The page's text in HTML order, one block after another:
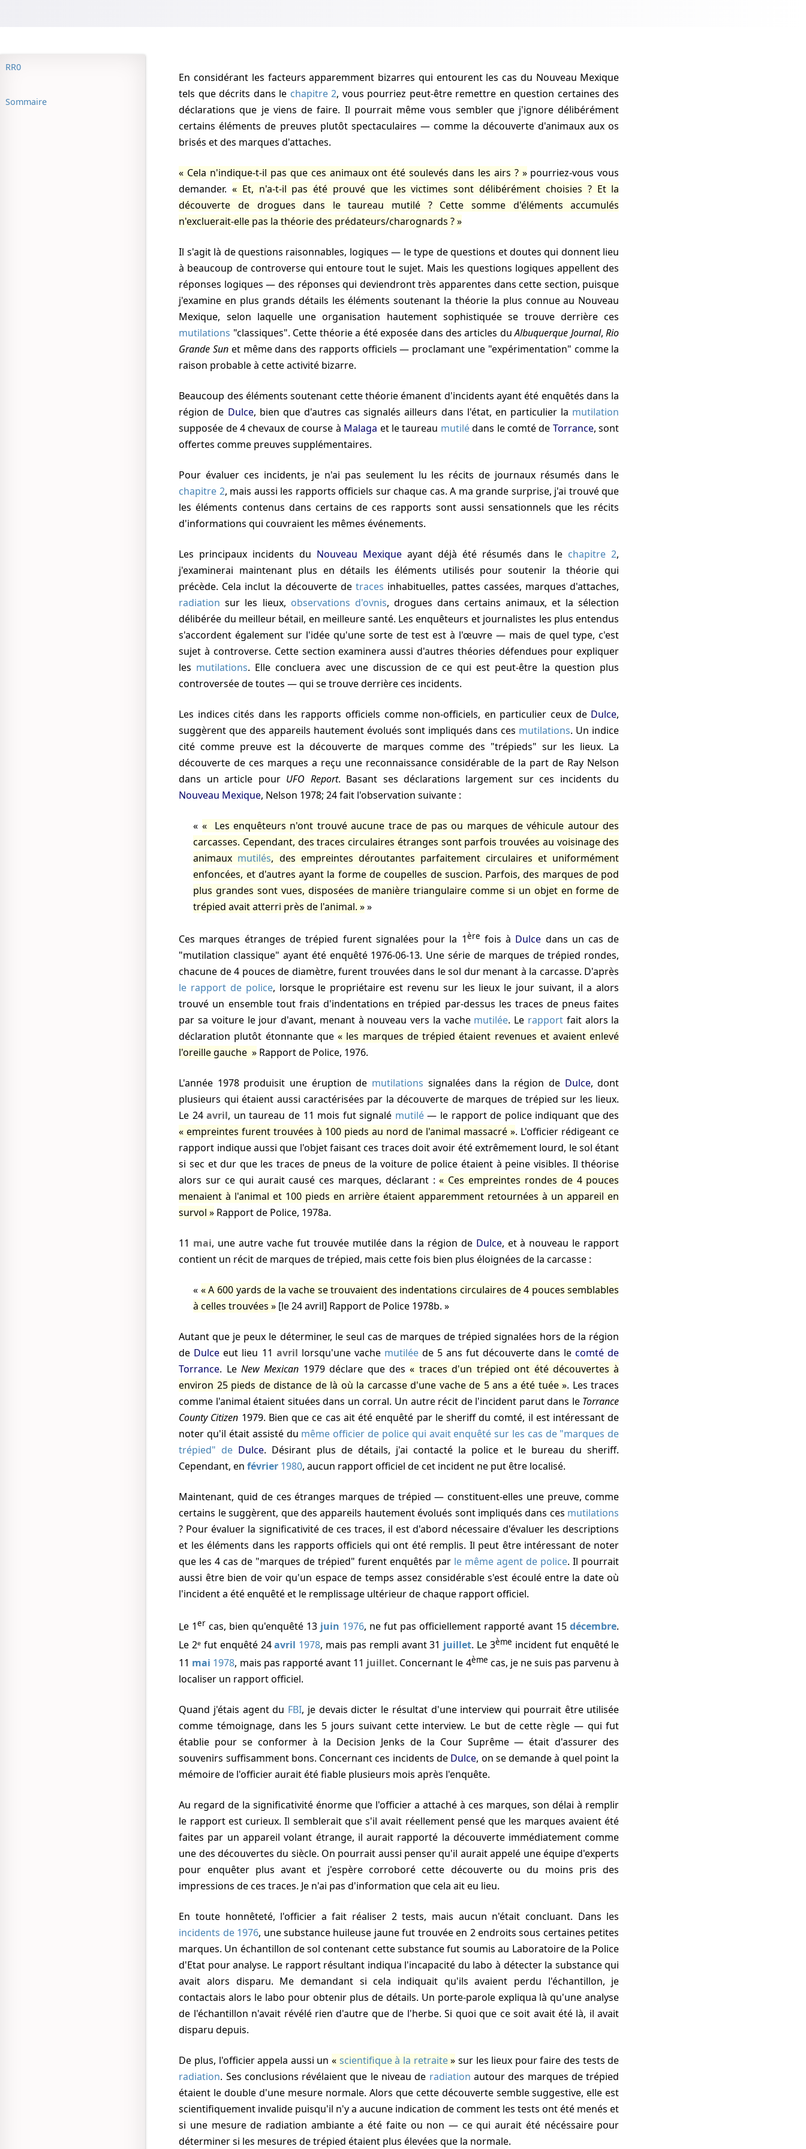
RR0
Sommaire
En considérant les facteurs apparemment bizarres qui entourent les cas du Nouveau Mexique
tels que décrits dans le chapitre 2, vous pourriez peut-être remettre en question certaines des
déclarations que je viens de faire. Il pourrait même vous sembler que j'ignore délibérément
certains éléments de preuves plutôt spectaculaires — comme la découverte d'animaux aux os
brisés et des marques d'attaches.
Cela n'indique-t-il pas que ces animaux ont été soulevés dans les airs ?
pourriez-vous vous
demander.
Et, n'a-t-il pas été prouvé que les victimes sont délibérément choisies ? Et la
découverte de drogues dans le taureau mutilé ? Cette somme d'éléments accumulés
n'excluerait-elle pas la théorie des prédateurs/charognards ?
Il s'agit là de questions raisonnables, logiques — le type de questions et doutes qui donnent lieu
à beaucoup de controverse qui entoure tout le sujet. Mais les questions logiques appellent des
réponses logiques — des réponses qui deviendront très apparentes dans cette section, puisque
j'examine en plus grands détails les éléments soutenant la théorie la plus connue au Nouveau
Mexique, selon laquelle une organisation hautement sophistiquée se trouve derrière ces
mutilations "classiques". Cette théorie a été exposée dans des articles duAlbuquerque Journal,Rio
Grande Sun et même dans des rapports officiels — proclamant une "expérimentation" comme la
raison probable à cette activité bizarre.
Beaucoup des éléments soutenant cette théorie émanent d'incidents ayant été enquêtés dans la
région de Dulce, bien que d'autres cas signalés ailleurs dans l'état, en particulier la mutilation
supposée de 4 chevaux de course à Malaga et le taureau mutilédans le comté de Torrance, sont
offertes comme preuves supplémentaires.
Pour évaluer ces incidents, je n'ai pas seulement lu les récits de journaux résumés dans le
chapitre 2, mais aussi les rapports officiels sur chaque cas. A ma grande surprise, j'ai trouvé que
les éléments contenus dans certains de ces rapports sont aussi sensationnels que les récits
d'informations qui couvraient les mêmes événements.
Les principaux incidents du Nouveau Mexique ayant déjà été résumés dans le chapitre 2,
j'examinerai maintenant plus en détails les éléments utilisés pour soutenir la théorie qui
précède. Cela inclut la découverte de traces inhabituelles, pattes cassées, marques d'attaches,
radiation sur les lieux, observations d'ovnis, drogues dans certains animaux, et la sélection
délibérée du meilleur bétail, en meilleure santé. Les enquêteurs et journalistes les plus entendus
s'accordent également sur l'idée qu'une sorte de test est à l'œuvre — mais de quel type, c'est
sujet à controverse. Cette section examinera aussi d'autres théories défendues pour expliquer
les mutilations. Elle concluera avec une discussion de ce qui est peut-être la question plus
controversée de toutes — qui se trouve derrière ces incidents.
Les indices cités dans les rapports officiels comme non-officiels, en particulier ceux de Dulce,
suggèrent que des appareils hautement évolués sont impliqués dans ces mutilations. Un indice
cité comme preuve est la découverte de marques comme des "trépieds" sur les lieux. La
découverte de ces marques a reçu une reconnaissance considérable de la part de Ray Nelson
dans un article pour UFO Report. Basant ses déclarations largement sur ces incidents du
Nouveau Mexique, Nelson 1978; 24fait l'observation suivante :
Les enquêteurs n'ont trouvé aucune trace de pas ou marques de véhicule autour des
carcasses. Cependant, des traces circulaires étranges sont parfois trouvées au voisinage des
animaux mutilés, des empreintes déroutantes parfaitement circulaires et uniformément
enfoncées, et d'autres ayant la forme de coupelles de suscion. Parfois, des marques de pod
plus grandes sont vues, disposées de manière triangulaire comme si un objet en forme de
trépied avait atterri près de l'animal.
Ces marques étranges de trépied furent signalées pour la 1ère fois à Dulce dans un cas de
"mutilation classique" ayant été enquêté 1976-06-13. Une série de marques de trépied rondes,
chacune de 4 pouces de diamètre, furent trouvées dans le sol dur menant à la carcasse. D'après
le rapport de police, lorsque le propriétaire est revenu sur les lieux le jour suivant, il a alors
trouvé un ensemble tout frais d'indentations en trépied par-dessus les traces de pneus faites
par sa voiture le jour d'avant, menant à nouveau vers la vache mutilée. Le rapport fait alors la
déclaration plutôt étonnante que
les marques de trépied étaient revenues et avaient enlevé
l'oreille gauche
Rapport de Police, 1976.
L'année 1978produisit une éruption de mutilations signalées dans la région de Dulce, dont
plusieurs qui étaient aussi caractérisées par la découverte de marques de trépied sur les lieux.
Le 24 avril, un taureau de 11 mois fut signalé mutilé— le rapport de police indiquant que des
empreintes furent trouvées à 100 pieds au nord de l'animal massacré
. L'officier rédigeant ce
rapport indique aussi que l'objet faisant ces traces doit avoir été extrêmement lourd, le sol étant
si sec et dur que les traces de pneus de la voiture de police étaient à peine visibles. Il théorise
alors sur ce qui aurait causé ces marques, déclarant :
Ces empreintes rondes de 4 pouces
menaient à l'animal et 100 pieds en arrière étaient apparemment retournées à un appareil en
survol
Rapport de Police, 1978a.
11 mai, une autre vache fut trouvée mutilée dans la région de Dulce, et à nouveau le rapport
contient un récit de marques de trépied, mais cette fois bien plus éloignées de la carcasse :
A 600 yards de la vache se trouvaient des indentations circulaires de 4 pouces semblables
à celles trouvées
[le 24 avril] Rapport de Police 1978b.
Autant que je peux le déterminer, le seul cas de marques de trépied signalées hors de la région
de Dulce eut lieu 11 avril lorsqu'une vache mutiléede 5 ans fut découverte dans lecomté de
Torrance. LeNew Mexican 1979déclare que des
traces d'un trépied ont été découvertes à
environ 25 pieds de distance de là où la carcasse d'une vache de 5 ans a été tuée
. Les traces
comme l'animal étaient situées dans un corral. Un autre récit de l'incident parut dans le Torrance
County Citizen 1979. Bien que ce cas ait été enquêté par le sheriff du comté, il est intéressant de
noter qu'il était assisté du même officier de police qui avait enquêté sur les cas de "marques de
trépied" de Dulce. Désirant plus de détails, j'ai contacté la police et le bureau du sheriff.
Cependant, enfévrier 1980, aucun rapport officiel de cet incident ne put être localisé.
Maintenant, quid de ces étranges marques de trépied — constituent-elles une preuve, comme
certains le suggèrent, que des appareils hautement évolués sont impliqués dans ces mutilations
? Pour évaluer la significativité de ces traces, il est d'abord nécessaire d'évaluer les descriptions
et les éléments dans les rapports officiels qui ont été remplis. Il peut être intéressant de noter
que les 4 cas de "marques de trépied" furent enquêtés par le même agent de police. Il pourrait
aussi être bien de voir qu'un espace de temps assez considérable s'est écoulé entre la date où
l'incident a été enquêté et le remplissage ultérieur de chaque rapport officiel.
Le 1er cas, bien qu'enquêté 13 juin 1976, ne fut pas officiellement rapporté avant 15 décembre.
Le 2ᵉ fut enquêté 24 avril 1978, mais pas rempli avant31 juillet. Le 3ème incident fut enquêté le
11 mai 1978, mais pas rapporté avant 11 juillet. Concernant le 4ème cas, je ne suis pas parvenu à
localiser un rapport officiel.
Quand j'étais agent du FBI, je devais dicter le résultat d'une interview qui pourrait être utilisée
comme témoignage, dans les 5 jours suivant cette interview. Le but de cette règle — qui fut
établie pour se conformer à la Decision Jenks de la Cour Suprême — était d'assurer des
souvenirs suffisamment bons. Concernant ces incidents de Dulce, on se demande à quel point la
mémoire de l'officier aurait été fiable plusieurs mois après l'enquête.
Au regard de la significativité énorme que l'officier a attaché à ces marques, son délai à remplir
le rapport est curieux. Il semblerait que s'il avait réellement pensé que les marques avaient été
faites par un appareil volant étrange, il aurait rapporté la découverte immédiatement comme
une des découvertes du siècle. On pourrait aussi penser qu'il aurait appelé une équipe d'experts
pour enquêter plus avant et j'espère corroboré cette découverte ou du moins pris des
impressions de ces traces. Je n'ai pas d'information que cela ait eu lieu.
En toute honnêteté, l'officier a fait réaliser 2 tests, mais aucun n'était concluant. Dans les
incidents de 1976, une substance huileuse jaune fut trouvée en 2 endroits sous certaines petites
marques. Un échantillon de sol contenant cette substance fut soumis au Laboratoire de la Police
d'Etat pour analyse. Le rapport résultant indiqua l'incapacité du labo à détecter la substance qui
avait alors disparu. Me demandant si cela indiquait qu'ils avaient perdu l'échantillon, je
contactais alors le labo pour obtenir plus de détails. Un porte-parole expliqua là qu'une analyse
de l'échantillon n'avait révélé rien d'autre que de l'herbe. Si quoi que ce soit avait été là, il avait
disparu depuis.
De plus, l'officier appela aussi un scientifique à la retraite
sur les lieux pour faire des tests de
radiation. Ses conclusions révélaient que le niveau de radiation autour des marques de trépied
étaient le double d'une mesure normale. Alors que cette découverte semble suggestive, elle est
scientifiquement invalide puisqu'il n'y a aucune indication de comment les tests ont été menés et
si une mesure de radiation ambiante a été faite ou non — ce qui aurait été nécéssaire pour
déterminer si les mesures de trépied étaient plus élevées que la normale.